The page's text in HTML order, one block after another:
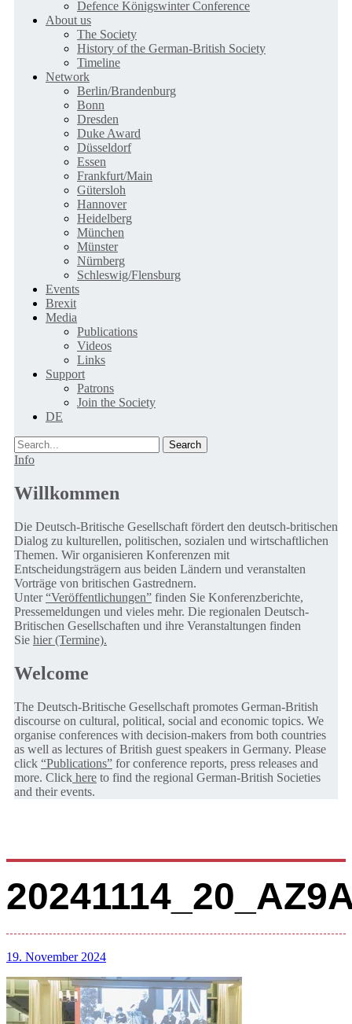
Defence Königswinter Conference
About us
The Society
History of the German-British Society
Timeline
Network
Berlin/Brandenburg
Bonn
Dresden
Duke Award
Düsseldorf
Essen
Frankfurt/Main
Gütersloh
Hannover
Heidelberg
München
Münster
Nürnberg
Schleswig/Flensburg
Events
Brexit
Media
Publications
Videos
Links
Support
Patrons
Join the Society
DE
Search
Info
Willkommen
Die Deutsch-Britische Gesellschaft fördert den deutsch-britischen
Dialog zu kulturellen, politischen, sozialen und wirtschaftlichen
Themen. Wir organisieren Konferenzen mit
Entscheidungsträgern aus beiden Ländern und veranstalten
Vorträge von britischen Gastrednern.
Unter“Veröffentlichungen” finden Sie Konferenzberichte,
Pressemeldungen und vieles mehr. Die regionalen Deutsch-
Britischen Gesellschaften und ihre Veranstaltungen finden
Sie hier (Termine).
Welcome
The Deutsch-Britische Gesellschaft promotes German-British
discourse on cultural, political, social and economic topics. We
organise conferences with decision-makers from both countries
as well as lectures of British guest speakers in Germany. Please
click “Publications” for conference reports, press releases and
more. Click here to find the regional German-British Societies
and their events.
19. November 2024